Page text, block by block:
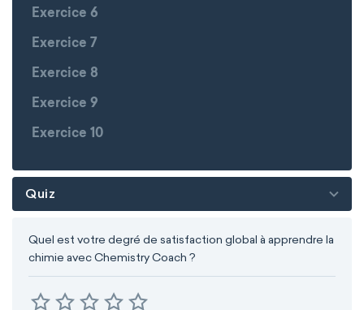
Exercice 6
Exercice 7
Exercice 8
Exercice 9
Exercice 10
Quiz
Quel est votre degré de satisfaction global à apprendre la
chimie avec Chemistry Coach ?